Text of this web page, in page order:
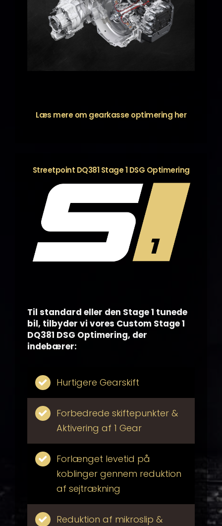
Læs mere om gearkasse optimering her
Streetpoint DQ381 Stage 1 DSG Optimering
Til standard eller den Stage 1 tunede
bil, tilbyder vi vores Custom Stage 1
DQ381 DSG Optimering, der
indebærer:
Hurtigere Gearskift
Forbedrede skiftepunkter &
Aktivering af 1 Gear
Forlænget levetid på
koblinger gennem reduktion
af sejtrækning
Reduktion af mikroslip &